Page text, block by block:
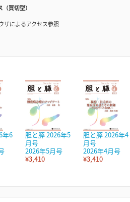
買切型）
ザによるアクセス参照
年6
胆と膵 2026年5
月号
2026年5月号
¥3,410
胆と膵 2026年4
月号
2026年4月号
¥3,410